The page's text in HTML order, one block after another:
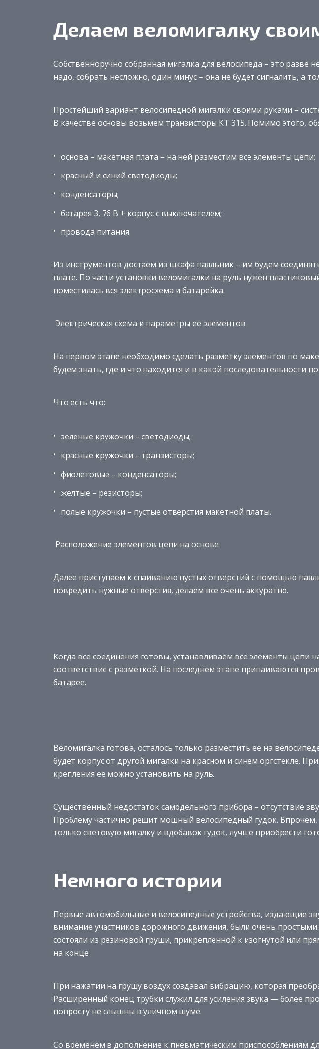
Делаем веломигалку
Собственноручно собранная мигалка для велосипеда – это разве
надо, собрать несложно, один минус – она не будет сигналить, а
Простейший вариант велосипедной мигалки своими руками –
В качестве основы возьмем транзисторы КТ 315. Помимо этого,
основа – макетная плата – на ней разместим все элементы цепи;
красный и синий светодиоды;
конденсаторы;
батарея 3, 76 В + корпус с выключателем;
провода питания.
Из инструментов достаем из шкафа паяльник – им будем
плате. По части установки веломигалки на руль нужен
поместилась вся электросхема и батарейка.
Электрическая схема и параметры ее элементов
На первом этапе необходимо сделать разметку элементов по
будем знать, где и что находится и в какой последовательности
Что есть что:
зеленые кружочки – светодиоды;
красные кружочки – транзисторы;
фиолетовые – конденсаторы;
желтые – резисторы;
полые кружочки – пустые отверстия макетной платы.
Расположение элементов цепи на основе
Далее приступаем к спаиванию пустых отверстий с помощью
повредить нужные отверстия, делаем все очень аккуратно.
Когда все соединения готовы, устанавливаем все элементы цепи
соответствие с разметкой. На последнем этапе припаиваются
батарее.
Веломигалка готова, осталось только разместить ее на
будет корпус от другой мигалки на красном и синем оргстекле.
крепления ее можно установить на руль.
Существенный недостаток самодельного прибора – отсутствие
Проблему частично решит мощный велосипедный гудок. Впрочем,
только световую мигалку и вдобавок гудок, лучше приобрести
Немного истории
Первые автомобильные и велосипедные устройства, издающие
внимание участников дорожного движения, были очень
состояли из резиновой груши, прикрепленной к изогнутой или
на конце
При нажатии на грушу воздух создавал вибрацию, которая
Расширенный конец трубки служил для усиления звука — более
попросту не слышны в уличном шуме.
Со временем в дополнение к пневматическим приспособлениям